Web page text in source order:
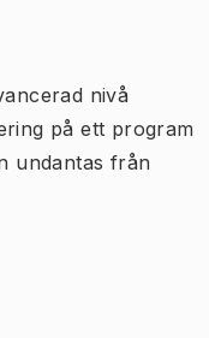
nivå
på ett program
undantas från